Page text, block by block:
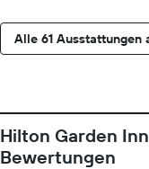
Alle 61 Ausstattungen
Hilton Garden
Bewertungen